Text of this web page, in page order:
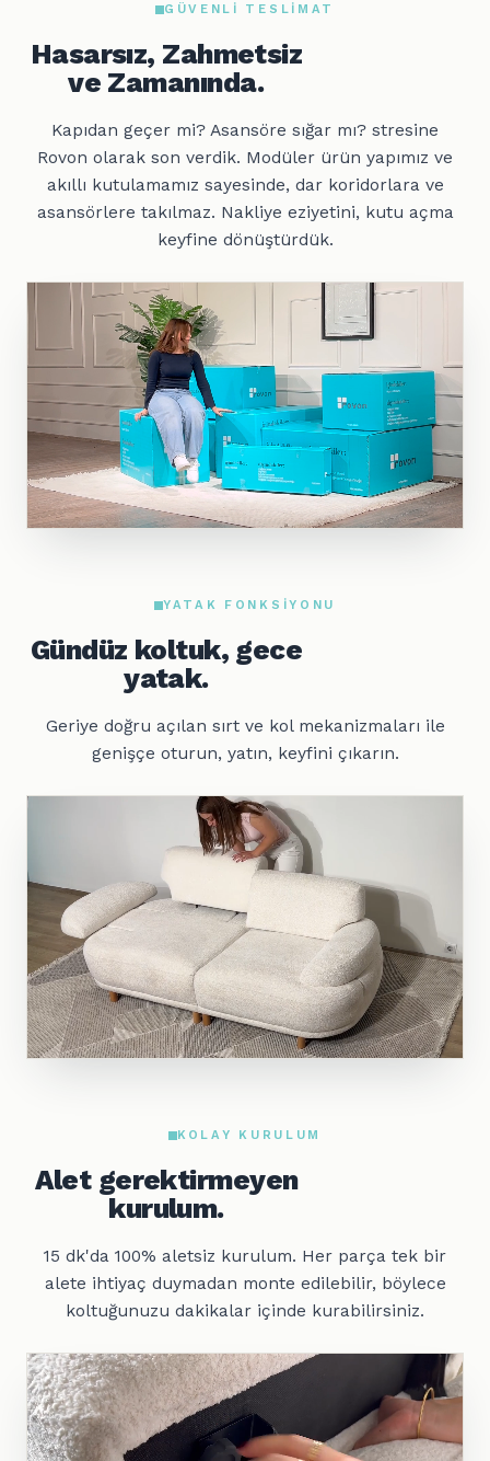
GÜVENLI TESLIMAT
Hasarsız, Zahmetsiz
ve Zamanında.
Kapıdan geçer mi? Asansöre sığar mı? stresine
Rovon olarak son verdik. Modüler ürün yapımız ve
akıllı kutulamamız sayesinde, dar koridorlara ve
asansörlere takılmaz. Nakliye eziyetini, kutu açma
keyfine dönüştürdük.
YATAK FONKSIYONU
Gündüz koltuk, gece
yatak.
Geriye doğru açılan sırt ve kol mekanizmaları ile
genişçe oturun, yatın, keyfini çıkarın.
KOLAY KURULUM
Alet gerektirmeyen
kurulum.
15 dk'da 100% aletsiz kurulum. Her parça tek bir
alete ihtiyaç duymadan monte edilebilir, böylece
koltuğunuzu dakikalar içinde kurabilirsiniz.